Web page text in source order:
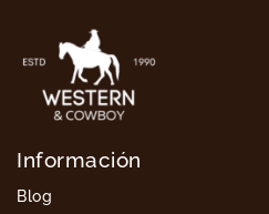
Información
Blog